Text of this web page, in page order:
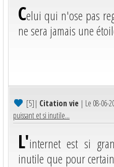
Celui qui n'ose pas
ne sera jamais une
[5]| Citation vie | Le 08-06-
puissant et si inutile...
L'internet est si
inutile que pour